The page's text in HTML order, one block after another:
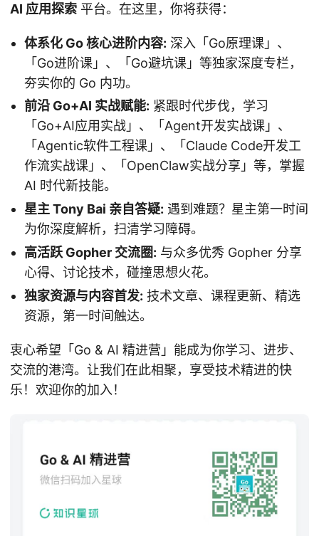
AI 应用探索 平台。在这里，你将获得：
体系化 Go 核心进阶内容: 深入「Go原理课」、
「Go进阶课」、「Go避坑课」等独家深度专栏，
夯实你的 Go 内功。
前沿 Go+AI 实战赋能: 紧跟时代步伐，学习
「Go+AI应用实战」、「Agent开发实战课」、
「Agentic软件工程课」、「Claude Code开发工
作流实战课」、「OpenClaw实战分享」等，掌握
AI 时代新技能。
星主 Tony Bai 亲自答疑: 遇到难题？星主第一时间
为你深度解析，扫清学习障碍。
高活跃 Gopher 交流圈: 与众多优秀 Gopher 分享
心得、讨论技术，碰撞思想火花。
独家资源与内容首发: 技术文章、课程更新、精选
资源，第一时间触达。
衷心希望「Go & AI 精进营」能成为你学习、进步、
交流的港湾。让我们在此相聚，享受技术精进的快
乐！欢迎你的加入！